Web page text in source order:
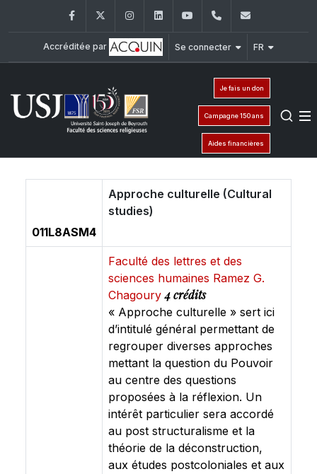
FacebookTwitter InstagramLinkedInYouTube+961 (1) 421 586
Accréditée par Se connecter FR
Je fais un don
Campagne 150 ans
Aides financières
011L8ASM4
Approche culturelle (Cultural
studies)
Faculté des lettres et des
sciences humaines Ramez G.
Chagoury4 crédits
« Approche culturelle » sert ici
d’intitulé général permettant de
regrouper diverses approches
mettant la question du Pouvoir
au centre des questions
proposées à la réflexion. Un
intérêt particulier sera accordé
au post structuralisme et la
théorie de la déconstruction,
aux études postcoloniales et aux